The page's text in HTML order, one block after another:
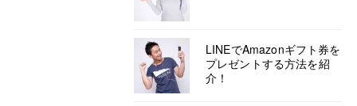
LINEでAmazonギフト券を
プレゼントする方法を紹
介！